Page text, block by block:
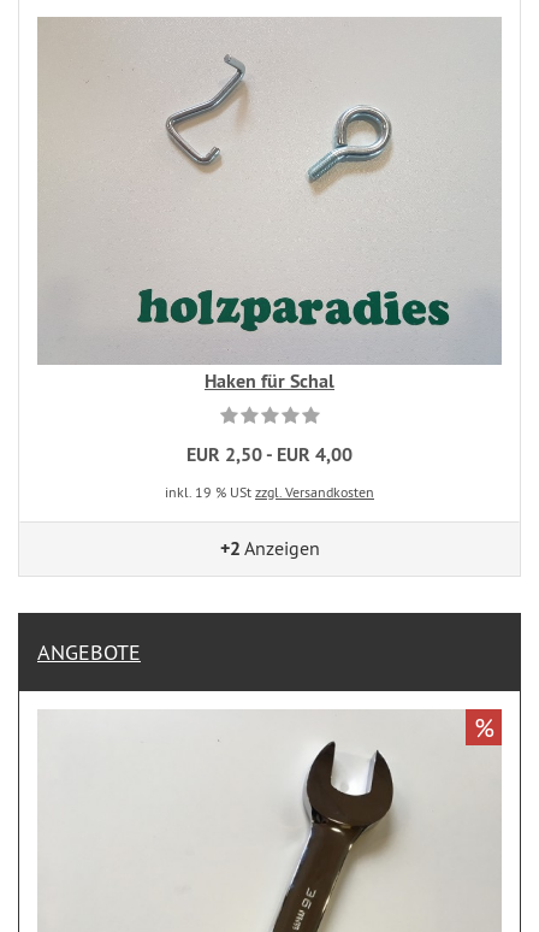
Haken für Schal
EUR 2,50 - EUR 4,00
inkl. 19 % USt zzgl. Versandkosten
+2 Anzeigen
ANGEBOTE
%